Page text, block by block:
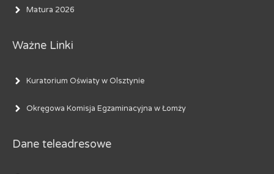
Matura 2026
Ważne Linki
Kuratorium Oświaty w Olsztynie
Okręgowa Komisja Egzaminacyjna w Łomży
Dane teleadresowe